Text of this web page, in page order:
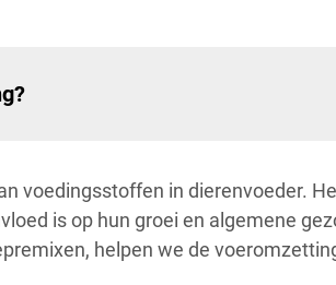
voedingsstoffen in dierenvoeder.
is op hun groei en algemene
helpen we de